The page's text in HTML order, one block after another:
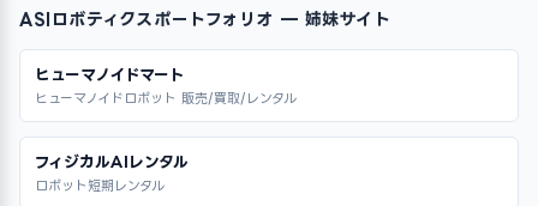
ASIロボティクスポートフォリオ — 姉妹サイト
ヒューマノイドマート
ヒューマノイドロボット 販売/買取/レンタル
フィジカルAIレンタル
ロボット短期レンタル